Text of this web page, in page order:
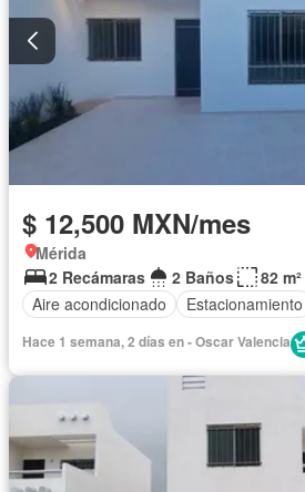
Parcialmente amueblado
$ 12,500 MXN/mes
Mérida
2 Recámaras
2 Baños
82 m²
Aire acondicionado
Estacionamiento
Hace 1 semana, 2 días en - Oscar Valencia